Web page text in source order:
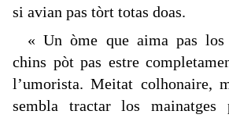
si avian pas tòrt totas doas.
« Un òme que aima pas los
chins pòt pas estre
l’umorista. Meitat colhonaire,
sembla tractar los mainatges